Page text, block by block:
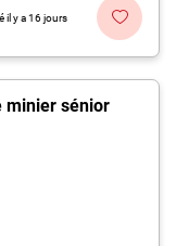
il y a 16 jours
minier sénior